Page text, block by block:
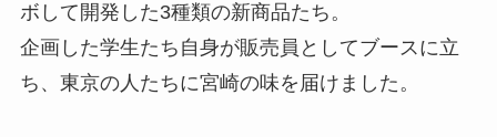
ボして開発した3種類の新商品たち。
企画した学生たち自身が販売員としてブースに立
ち、東京の人たちに宮崎の味を届けました。